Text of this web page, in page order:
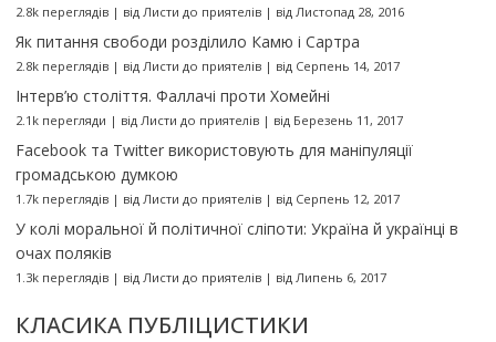
2.8k переглядів| від Листи до приятелів| від Листопад 28, 2016
Як питання свободи розділило Камю і Сартра
2.8k переглядів| від Листи до приятелів| від Серпень 14, 2017
Інтерв’ю століття. Фаллачі проти Хомейні
2.1k перегляди | від Листи до приятелів| від Березень 11, 2017
Facebook та Twitter використовують для маніпуляції
громадською думкою
1.7k переглядів| від Листи до приятелів| від Серпень 12, 2017
У колі моральної й політичної сліпоти: Україна й українці в
очах поляків
1.3k переглядів| від Листи до приятелів| від Липень 6, 2017
КЛАСИКА ПУБЛІЦИСТИКИ